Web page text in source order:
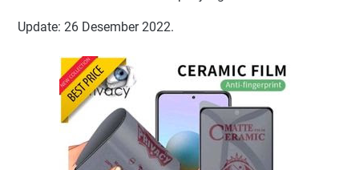
Update: 26 Desember 2022.